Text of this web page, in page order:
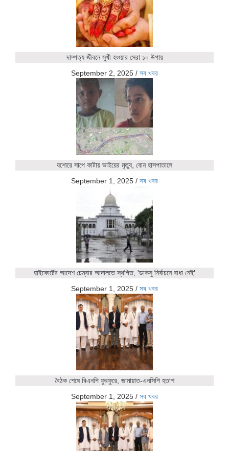
দাম্পত্য জীবনে সুখী হওয়ার সেরা ১০ উপায়
September 2, 2025 / সব খবর
যশোরে সাপে কাটায় ভাইয়ের মৃত্যু, বোন হাসপাতালে
September 1, 2025 / সব খবর
হাইকোর্টের আদেশ চেম্বার আদালতে স্থগিত, 'ডাকসু নির্বাচনে বাধা নেই'
September 1, 2025 / সব খবর
বৈঠক শেষে বিএনপি ফুরফুরে, জামায়াত-এনসিপি হতাশ
September 1, 2025 / সব খবর